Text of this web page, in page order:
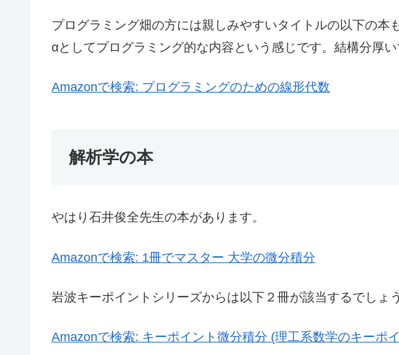
プログラミング畑の方には親しみやすいタイトルの以下の本
αとしてプログラミング的な内容という感じです。結構分厚い
Amazonで検索: プログラミングのための線形代数
解析学の本
やはり石井俊全先生の本があります。
Amazonで検索: 1冊でマスター 大学の微分積分
岩波キーポイントシリーズからは以下２冊が該当するでしょう
Amazonで検索: キーポイント微分積分 (理工系数学のキーポ